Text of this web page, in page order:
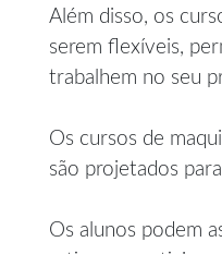
Além disso, os
serem flexíveis,
trabalhem no seu
Os cursos de
são projetados
Os alunos podem